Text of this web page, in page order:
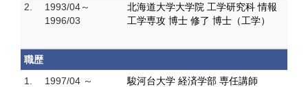
2.
1993/04～
1996/03
北海道大学大学院 工学研究科 情報
工学専攻 博士 修了 博士（工学）
職歴
1.
1997/04 ～
駿河台大学 経済学部 専任講師